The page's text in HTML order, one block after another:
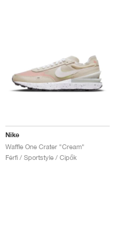
Nike
Waffle One Crater "Cream"
Férfi / Sportstyle / Cipők